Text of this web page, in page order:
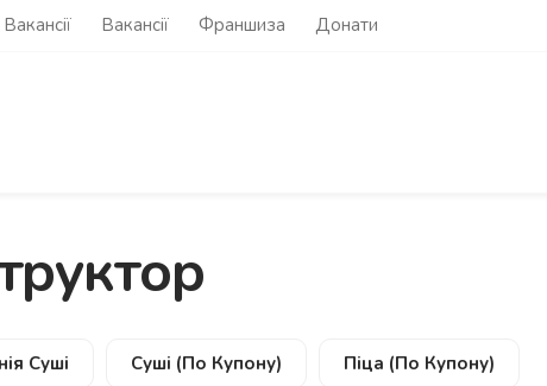
Вакансії Вакансії Франшиза Донати
Суші Суші (по Купону) Піца (по Купону)